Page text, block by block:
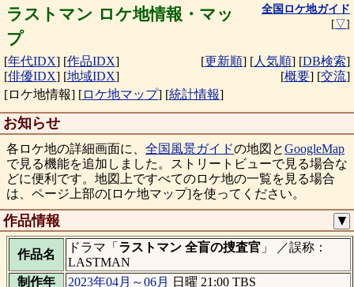
ラストマン ロケ地情報・マッ
プ
全国ロケ地ガイド
[▽]
[年代IDX] [作品IDX]
[俳優IDX] [地域IDX]
[更新順] [人気順] [DB検索]
[概要] [交流]
[ロケ地情報] [ロケ地マップ] [統計情報]
お知らせ
各ロケ地の詳細画面に、 全国風景ガイドの地図とGoogleMap
で見る機能を追加しました。ストリートビューで見る場合な
どに便利です。地図上ですべてのロケ地の一覧を見る場合
は、ページ上部の[ロケ地マップ]を使ってください。
作品情報 ▼
作品名
ドラマ「 ラストマン 全盲の捜査官」 ／誤称：
LASTMAN
制作年
2023年04月～06月 日曜 21:00 TBS